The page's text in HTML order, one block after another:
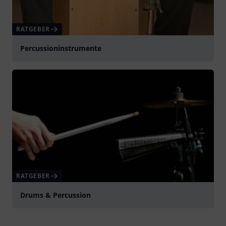
RATGEBER
Percussioninstrumente
RATGEBER
Drums & Percussion